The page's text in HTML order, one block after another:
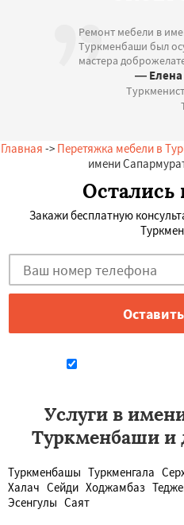
Ремонт мебели в
Туркменбаши был
мастера
— Елена
Главная -> Перетяжка мебели в
имени
Остались
Закажи бесплатную
Услуги в
Туркменбаши и
Туркменбашы Туркменгала
Халач Сейди Ходжамбаз
Эсенгулы Саят